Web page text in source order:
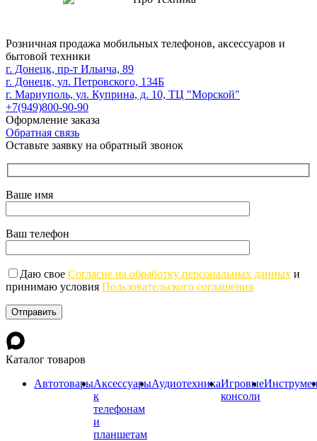
Розничная продажа мобильных телефонов, аксессуаров и
бытовой техники
г. Донецк, пр-т Ильича, 89
г. Донецк, ул. Петровского, 134Б
г. Мариуполь, ул. Куприна, д. 10, ТЦ "Морской"
+7(949)800-90-90
Оформление заказа
Обратная связь
Оставьте заявку на обратный звонок
Ваше имя
Ваш телефон
Даю свое Согласие на обработку персональных данных и
принимаю условия Пользовательского соглашения
Каталог товаров
АвтотоварыАксессуары
к
телефонам
и
планшетам
АудиотехникаИгровые
консоли